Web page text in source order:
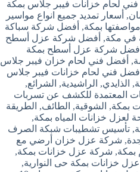
لحام خزانات فيبر جلاس بمكة
, أسعار تمديد جميع انواع مواسير
بمكة, أفضل شركة سباكة
في مكة, أفضل شركة عزل أسطح
أفضل شركة عزل أسطح بمكة
, أفضل فني لحام خزان فيبر جلاس
أفضل فني لحام خزانات فيبر جلاس
, الذايدي, الراشيدية, الشرائع,
المعتمدة للكشف عن تسربات
بمكة, الشوقية, الطائف, الطريقة
لعزل خزانات المياه بمكة,
,تأسيس تشطيبات شبكة الصرف
, شركة عزل خزان أرضي مع
بمكة, شركة عزل خزانات بمكة,
خزانات بمكة حى النوارية,